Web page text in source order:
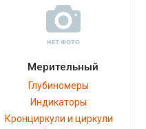
Мерительный
Глубиномеры
Индикаторы
Кронциркули и циркули